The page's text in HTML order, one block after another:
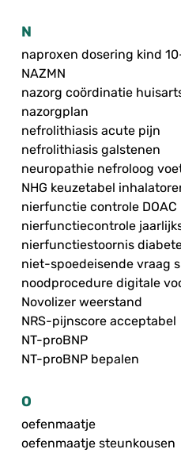
N
naproxen dosering kind
NAZMN
nazorg coördinatie
nazorgplan
nefrolithiasis acute pijn
nefrolithiasis galstenen
neuropathie nefroloog
NHG keuzetabel
nierfunctie controle DOAC
nierfunctiecontrole
nierfunctiestoornis
niet-spoedeisende vraag
noodprocedure digitale
Novolizer weerstand
NRS-pijnscore acceptabel
NT-proBNP
NT-proBNP bepalen
O
oefenmaatje
oefenmaatje steunkousen